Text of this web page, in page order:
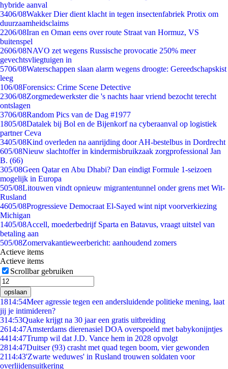
hybride aanval
3406/08Wakker Dier dient klacht in tegen insectenfabriek Protix om
duurzaamheidsclaims
2206/08Iran en Oman eens over route Straat van Hormuz, VS
buitenspel
2606/08NAVO zet wegens Russische provocatie 250% meer
gevechtsvliegtuigen in
5706/08Waterschappen slaan alarm wegens droogte: Gereedschapskist
leeg
106/08Forensics: Crime Scene Detective
2306/08Zorgmedewerkster die 's nachts haar vriend bezocht terecht
ontslagen
3706/08Random Pics van de Dag #1977
1805/08Datalek bij Bol en de Bijenkorf na cyberaanval op logistiek
partner Ceva
3405/08Kind overleden na aanrijding door AH-bestelbus in Dordrecht
605/08Nieuw slachtoffer in kindermisbruikzaak zorgprofessional Jan
B. (66)
305/08Geen Qatar en Abu Dhabi? Dan eindigt Formule 1-seizoen
mogelijk in Europa
505/08Litouwen vindt opnieuw migrantentunnel onder grens met Wit-
Rusland
4605/08Progressieve Democraat El-Sayed wint nipt voorverkiezing
Michigan
1405/08Accell, moederbedrijf Sparta en Batavus, vraagt uitstel van
betaling aan
505/08Zomervakantieweerbericht: aanhoudend zomers
Actieve items
Actieve items
Scrollbar gebruiken
opslaan
1814:54Meer agressie tegen een andersluidende politieke mening, laat
jij je intimideren?
314:53Quake krijgt na 30 jaar een gratis uitbreiding
2614:47Amsterdams dierenasiel DOA overspoeld met babykonijntjes
4414:47Trump wil dat J.D. Vance hem in 2028 opvolgt
2814:47Duitser (93) crasht met quad tegen boom, vier gewonden
2114:43'Zwarte weduwes' in Rusland trouwen soldaten voor
overlijdensuitkering